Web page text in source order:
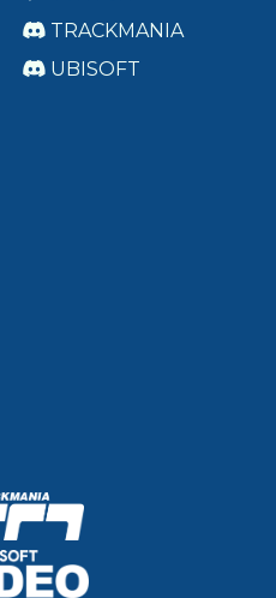
TRACKMANIA
UBISOFT